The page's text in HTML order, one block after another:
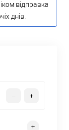
відправка
днів.